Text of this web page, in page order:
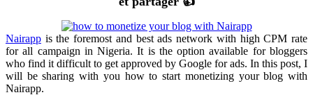
Nairapp is the foremost and best ads network with high CPM rate
for all campaign in Nigeria. It is the option available for bloggers
who find it difficult to get approved by Google for ads. In this post, I
will be sharing with you how to start monetizing your blog with
Nairapp.